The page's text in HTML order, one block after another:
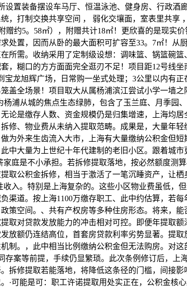
设置装备摆设车马厅、恒温泳池、健身房、行政
，打制交换共享空间 ， 弱化交壤面，室表里共享
赠约5。58㎡），附赠共计18㎡！更欣喜的是现实
处置，因而从卧的最大面积可扩容至33。7㎡！
所需。收纳采用了定制级设想：调味篮、锅篮碗
，糊口的方方面面完全逛刃不足！项目距12号线
宝龙旭辉广场，日常购一坐式处理；3公里以内有
盖全场景！项目取大从属杨浦滨江尝试小学一墙
杨浦从城的焦点生态绿肺，包含了玉兰庭、月季
论是缴存人数、资金规模仍是归集增速，上海均
修、物业费从未纳入提取范畴。成果是，大量
为外来生齿流入大市，上海有大量缴纳公积金但
中大量为上世纪十年代建制的老旧小区。跟着城
家庭是不小承担。若拆修提取落地，按必然额度
取公积金拆修，相当于激活了一笔沉睡资产，让
收入。特别是上海复杂的。这些小区物业费虽低
渠道。按上海1100万缴存职工、此中约估算，若
策空间。、共有产权房等多种住房形态。将来，
取对贷款发放能力的冲击相对可控。即便年提取
放额仍连结高位，首套房贷款利率劣势显著。提
制。，此中相当比例缴纳公积金但无法购房。对
存案等前提，手续仍显繁琐。此次条例修订后，
拆修提取若能落地，将降低这条径的门槛，间接
·可能是可：职工许诺提取用处实正在，公积金